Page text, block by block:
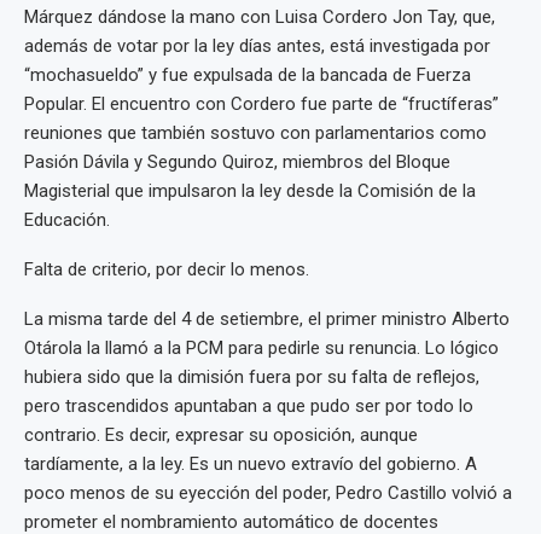
Márquez dándose la mano con Luisa Cordero Jon Tay, que,
además de votar por la ley días antes, está investigada por
“mochasueldo” y fue expulsada de la bancada de Fuerza
Popular. El encuentro con Cordero fue parte de “fructíferas”
reuniones que también sostuvo con parlamentarios como
Pasión Dávila y Segundo Quiroz, miembros del Bloque
Magisterial que impulsaron la ley desde la Comisión de la
Educación.
Falta de criterio, por decir lo menos.
La misma tarde del 4 de setiembre, el primer ministro Alberto
Otárola la llamó a la PCM para pedirle su renuncia. Lo lógico
hubiera sido que la dimisión fuera por su falta de reflejos,
pero trascendidos apuntaban a que pudo ser por todo lo
contrario. Es decir, expresar su oposición, aunque
tardíamente, a la ley. Es un nuevo extravío del gobierno. A
poco menos de su eyección del poder, Pedro Castillo volvió a
prometer el nombramiento automático de docentes